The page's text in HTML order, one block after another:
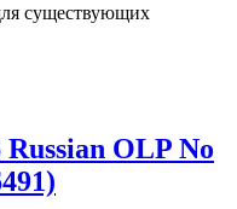
существующих
OLP No